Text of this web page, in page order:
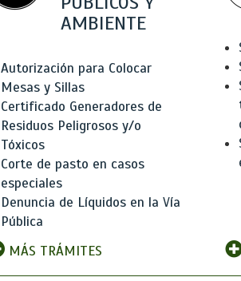
AMBIENTE
Autorización para Colocar
Mesas y Sillas
Certificado Generadores de
Residuos Peligrosos y/o
Tóxicos
Corte de pasto en casos
especiales
Denuncia de Líquidos en la Vía
Pública
MÁS TRÁMITES